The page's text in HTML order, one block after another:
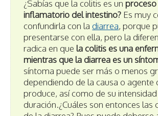
¿Sabías que la colitis es unproceso
inflamatorio del intestino? Es muy
confundirla con ladiarrea, porque
presentarse con ella, pero la
radica en quela colitis es una
mientras que la diarrea es un
síntoma puede ser más o menos
dependiendo de la causa o agente
produce, así como de su
duración.¿Cuáles son entonces las